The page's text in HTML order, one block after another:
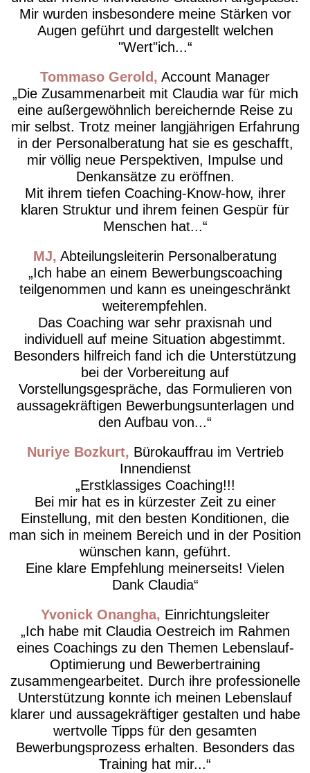
Mir wurden insbesondere meine Stärken vor
Augen geführt und dargestellt welchen
"Wert"ich...
Tommaso Gerold
Account Manager
Die Zusammenarbeit mit Claudia war für mich
eine außergewöhnlich bereichernde Reise zu
mir selbst. Trotz meiner langjährigen Erfahrung
in der Personalberatung hat sie es geschafft,
mir völlig neue Perspektiven, Impulse und
Denkansätze zu eröffnen.
Mit ihrem tiefen Coaching-Know-how, ihrer
klaren Struktur und ihrem feinen Gespür für
Menschen hat...
MJ Abteilungsleiterin Personalberatung
Ich habe an einem Bewerbungscoaching
teilgenommen und kann es uneingeschränkt
weiterempfehlen.
Das Coaching war sehr praxisnah und
individuell auf meine Situation abgestimmt.
Besonders hilfreich fand ich die Unterstützung
bei der Vorbereitung auf
Vorstellungsgespräche, das Formulieren von
aussagekräftigen Bewerbungsunterlagen und
den Aufbau von...
Nuriye Bozkurt
Bürokauffrau im Vertrieb
Innendienst
Erstklassiges Coaching!!!
Bei mir hat es in kürzester Zeit zu einer
Einstellung, mit den besten Konditionen, die
man sich in meinem Bereich und in der Position
wünschen kann, geführt.
Eine klare Empfehlung meinerseits! Vielen
Dank Claudia
Yvonick Onangha
Einrichtungsleiter
Ich habe mit Claudia Oestreich im Rahmen
eines Coachings zu den Themen Lebenslauf-
Optimierung und Bewerbertraining
zusammengearbeitet. Durch ihre professionelle
Unterstützung konnte ich meinen Lebenslauf
klarer und aussagekräftiger gestalten und habe
wertvolle Tipps für den gesamten
Bewerbungsprozess erhalten. Besonders das
Training hat mir...